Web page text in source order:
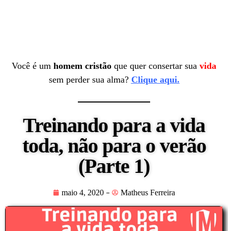
Você é um homem cristão que quer consertar sua vida
sem perder sua alma? Clique aqui.
Treinando para a vida
toda, não para o verão
(Parte 1)
maio 4, 2020 Matheus Ferreira